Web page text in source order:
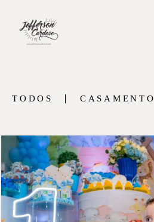
TODOS CASAMENTO